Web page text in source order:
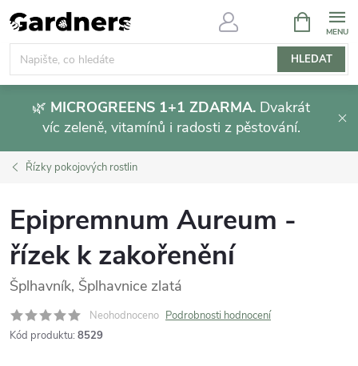
Přejít
na
obsah
HLEDAT
NÁKUPNÍ
KOŠÍK
🌿 MICROGREENS 1+1 ZDARMA. Dvakrát
víc zeleně, vitamínů i radosti z pěstování.
Řízky pokojových rostlin
Epipremnum Aureum -
řízek k zakořenění
Šplhavník, Šplhavnice zlatá
Neohodnoceno Podrobnosti hodnocení
Kód produktu: 8529